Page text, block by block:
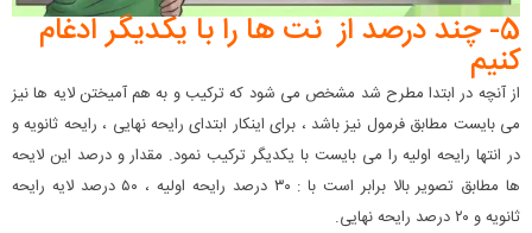
5- چند درصد از نت ها را با یکدیگر ادغام
کنیم
از آنچه در ابتدا مطرح شد مشخص می شود که ترکیب و به هم آمیختن لایه ها نیز
می بایست مطابق فرمول نیز باشد ، برای اینکار ابتدای رایحه نهایی ، رایحه ثانویه و
در انتها رایحه اولیه را می بایست با یکدیگر ترکیب نمود. مقدار و درصد این لایحه
ها مطابق تصویر بالا برابر است با : ۳۰ درصد رایحه اولیه ، ۵۰ درصد لایه رایحه
ثانویه و ۲۰ درصد رایحه نهایی.